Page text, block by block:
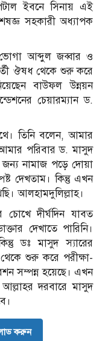
ইবনে সিনায় এই
সহকারী অধ্যাপক
আব্দুল জব্বার ও
ঔষধ থেকে শুরু করে
বাউফল উন্নয়ন
চেয়ারম্যান ড.
তিনি বলেন, আমার
পরিবার ড. মাসুদ
নামাজ পড়ে দোয়া
দেখতাম। কিন্তু এখন
আলহামদুলিল্লাহ।
দীর্ঘদিন যাবত
দেখাতে পারিনি।
ডঃ মাসুদ স্যারের
শুরু করে পরীক্ষা-
সম্পন্ন হয়েছে। এখন
দরবারে মাসুদ
করুন